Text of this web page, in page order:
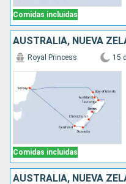
Comidas incluidas
AUSTRALIA, NUEVA
Comidas incluidas
Royal Princess 15 d
AUSTRALIA, NUEVA